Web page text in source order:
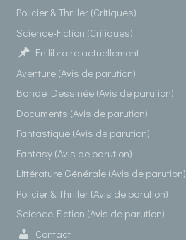
Policier & Thriller (Critiques)
Science-Fiction (Critiques)
En libraire actuellement
Aventure (Avis de parution)
Bande Dessinée (Avis de parution)
Documents (Avis de parution)
Fantastique (Avis de parution)
Fantasy (Avis de parution)
Littérature Générale (Avis de parution)
Policier & Thriller (Avis de parution)
Science-Fiction (Avis de parution)
Contact